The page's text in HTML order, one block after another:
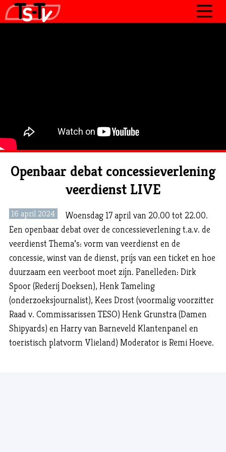
CONTACT
Openbaar debat concessieverlening
veerdienst LIVE
16 april 2024
Woensdag 17 april van 20.00 tot 22.00.
Een openbaar debat over de concessieverlening t.a.v. de
veerdienst Thema’s: vorm van veerdienst en de
concessie, winst van de dienst, prijs van een ticket en hoe
duurzaam een veerboot moet zijn. Panelleden: Dirk
Spoor (Rederij Doeksen), Henk Tameling
(onderzoeksjournalist), Kees Drost (voormalig voorzitter
Raad v. Commissarissen TESO) Henk Grunstra (Damen
Shipyards) en Harry van Barneveld Klantenpanel en
toeristisch platvorm Vlieland) Moderator is Remi Hoeve.